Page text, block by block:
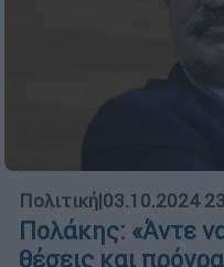
Πολιτική|03.10.2024
Πολάκης: «Άντε
θέσεις και